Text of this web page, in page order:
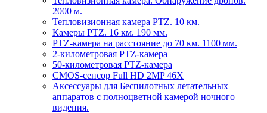
2000 м.
Тепловизионная камера PTZ. 10 км.
Камеры PTZ. 16 км. 190 мм.
PTZ-камера на расстояние до 70 км. 1100 мм.
2-километровая PTZ-камера
50-километровая PTZ-камера
CMOS-сенсор Full HD 2MP 46X
Аксессуары для Беспилотных летательных
аппаратов с полноцветной камерой ночного
видения.